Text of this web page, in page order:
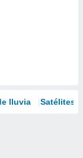
lluvia Satélites